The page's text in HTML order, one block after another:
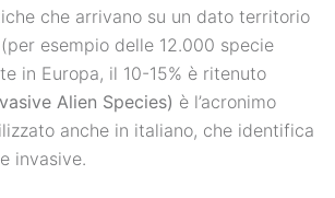
che arrivano su un dato territorio
esempio delle 12.000 specie
in Europa, il 10-15% è ritenuto
Alien Species) è l’acronimo
anche in italiano, che identifica
invasive.